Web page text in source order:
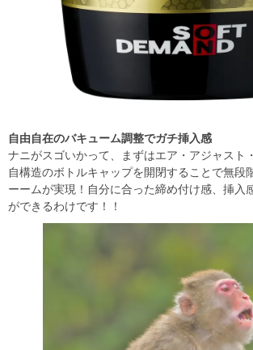
自由自在のバキューム調整でガチ挿入感
ナニがスゴいかって、まずはエア・アジャスト
自構造のボトルキャップを開閉することで無段
ーームが実現！自分に合った締め付け感、挿入
ができるわけです！！